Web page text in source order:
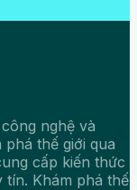
nghệ và
thế giới qua
cấp kiến thức
tín. Khám phá thế